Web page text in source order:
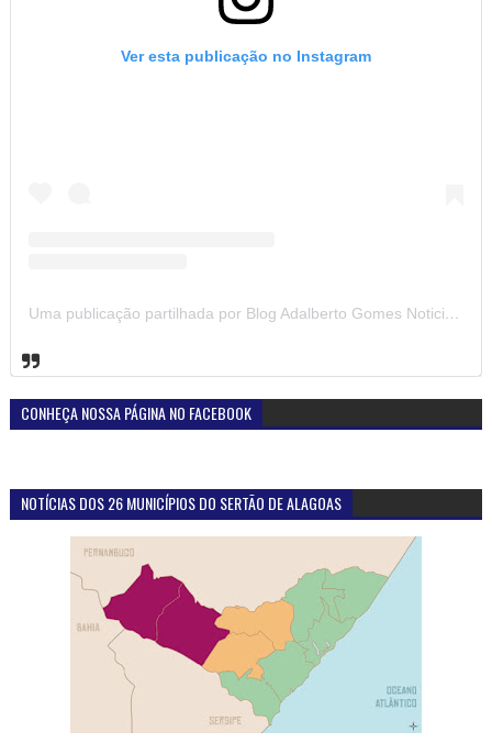
Ver esta publicação no Instagram
Uma publicação partilhada por Blog Adalberto Gomes Noticias (@blogadalbertogomesnoticiass)
CONHEÇA NOSSA PÁGINA NO FACEBOOK
NOTÍCIAS DOS 26 MUNICÍPIOS DO SERTÃO DE ALAGOAS